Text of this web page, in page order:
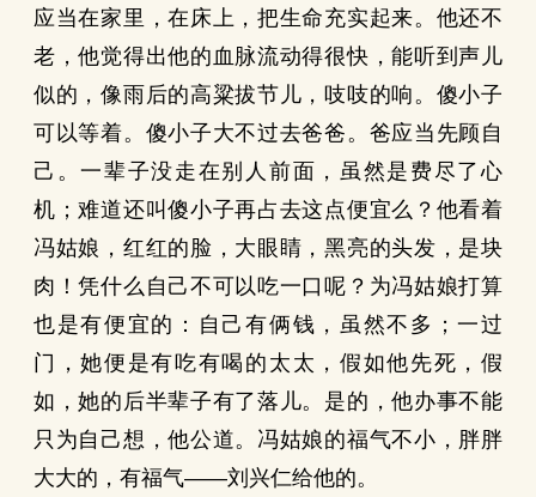
应当在家里，在床上，把生命充实起来。他还不
老，他觉得出他的血脉流动得很快，能听到声儿
似的，像雨后的高粱拔节儿，吱吱的响。傻小子
可以等着。傻小子大不过去爸爸。爸应当先顾自
己。一辈子没走在别人前面，虽然是费尽了心
机；难道还叫傻小子再占去这点便宜么？他看着
冯姑娘，红红的脸，大眼睛，黑亮的头发，是块
肉！凭什么自己不可以吃一口呢？为冯姑娘打算
也是有便宜的：自己有俩钱，虽然不多；一过
门，她便是有吃有喝的太太，假如他先死，假
如，她的后半辈子有了落儿。是的，他办事不能
只为自己想，他公道。冯姑娘的福气不小，胖胖
大大的，有福气——刘兴仁给他的。